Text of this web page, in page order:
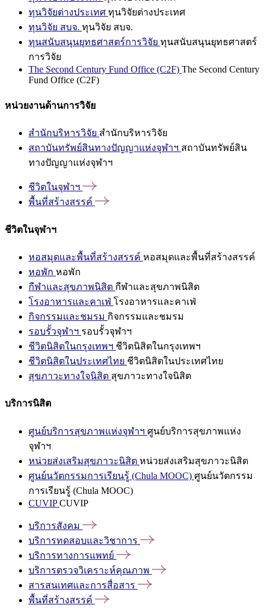
ทุนวิจัยต่างประเทศ ทุนวิจัยต่างประเทศ
ทุนวิจัย สบจ. ทุนวิจัย สบจ.
ทุนสนับสนุนยุทธศาสตร์การวิจัย ทุนสนับสนุนยุทธศาสตร์
การวิจัย
The Second Century Fund Office (C2F) The Second Century
Fund Office (C2F)
หน่วยงานด้านการวิจัย
สำนักบริหารวิจัย สำนักบริหารวิจัย
สถาบันทรัพย์สินทางปัญญาแห่งจุฬาฯ สถาบันทรัพย์สิน
ทางปัญญาแห่งจุฬาฯ
ชีวิตในจุฬาฯ
พื้นที่สร้างสรรค์
ชีวิตในจุฬาฯ
หอสมุดและพื้นที่สร้างสรรค์ หอสมุดและพื้นที่สร้างสรรค์
หอพัก หอพัก
กีฬาและสุขภาพนิสิต กีฬาและสุขภาพนิสิต
โรงอาหารและคาเฟ่ โรงอาหารและคาเฟ่
กิจกรรมและชมรม กิจกรรมและชมรม
รอบรั้วจุฬาฯ รอบรั้วจุฬาฯ
ชีวิตนิสิตในกรุงเทพฯ ชีวิตนิสิตในกรุงเทพฯ
ชีวิตนิสิตในประเทศไทย ชีวิตนิสิตในประเทศไทย
สุขภาวะทางใจนิสิต สุขภาวะทางใจนิสิต
บริการนิสิต
ศูนย์บริการสุขภาพแห่งจุฬาฯ ศูนย์บริการสุขภาพแห่ง
จุฬาฯ
หน่วยส่งเสริมสุขภาวะนิสิต หน่วยส่งเสริมสุขภาวะนิสิต
ศูนย์นวัตกรรมการเรียนรู้ (Chula MOOC) ศูนย์นวัตกรรม
การเรียนรู้ (Chula MOOC)
CUVIPCUVIP
บริการสังคม
บริการทดสอบและวิชาการ
บริการทางการแพทย์
บริการตรวจวิเคราะห์คุณภาพ
สารสนเทศและการสื่อสาร
พื้นที่สร้างสรรค์